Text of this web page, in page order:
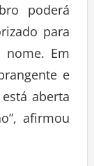
poderá
para
nome. Em
e
aberta
afirmou